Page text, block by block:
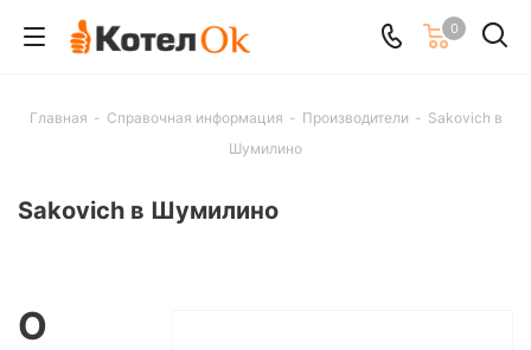
0
Главная - Справочная информация - Производители - Sakovich в
Шумилино
Sakovich в Шумилино
О